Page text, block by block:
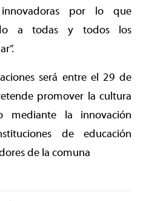
innovadoras por lo que
a todas y todos los
será entre el 29 de
promover la cultura
mediante la innovación
de educación
de la comuna